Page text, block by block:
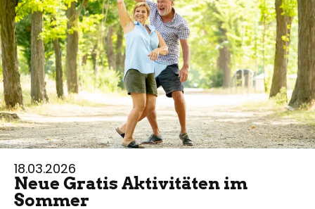
18.03.2026
Neue Gratis Aktivitäten im
Sommer